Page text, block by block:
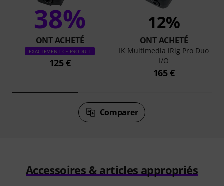
38%
ONT ACHETÉ
EXACTEMENT CE PRODUIT
125 €
12%
ONT ACHETÉ
IK Multimedia iRig Pro Duo
I/O
165 €
Comparer
Accessoires & articles appropriés